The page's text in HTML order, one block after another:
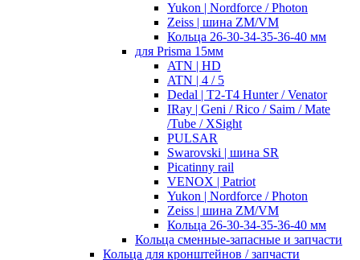
Yukon | Nordforce / Photon
Zeiss | шина ZM/VM
Кольца 26-30-34-35-36-40 мм
для Prisma 15мм
ATN | HD
ATN | 4 / 5
Dedal | T2-T4 Hunter / Venator
IRay | Geni / Rico / Saim / Mate
/Tube / XSight
PULSAR
Swarovski | шина SR
Picatinny rail
VENOX | Patriot
Yukon | Nordforce / Photon
Zeiss | шина ZM/VM
Кольца 26-30-34-35-36-40 мм
Кольца сменные-запасные и запчасти
Кольца для кронштейнов / запчасти